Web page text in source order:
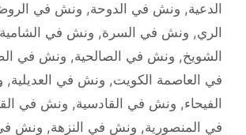
الدعية, ونش في الدوحة, ونش في
الري, ونش في السرة, ونش في الشامية
الشويخ, ونش في الصالحية, ونش في
في العاصمة الكويت, ونش في العديلية,
الفيحاء, ونش في القادسية, ونش في
في المنصورية, ونش في النزهة, ونش